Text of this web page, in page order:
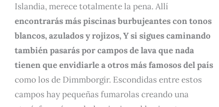
Islandia, merece totalmente la pena. Allí
encontrarás más piscinas burbujeantes con tonos
blancos, azulados y rojizos, Y si sigues caminando
también pasarás por campos de lava que nada
tienen que envidiarle a otros más famosos del país
como los de Dimmborgir. Escondidas entre estos
campos hay pequeñas fumarolas creando una